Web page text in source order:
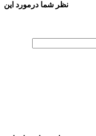
نظر شما درمورد این